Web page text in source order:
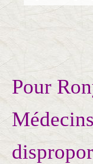
Pour